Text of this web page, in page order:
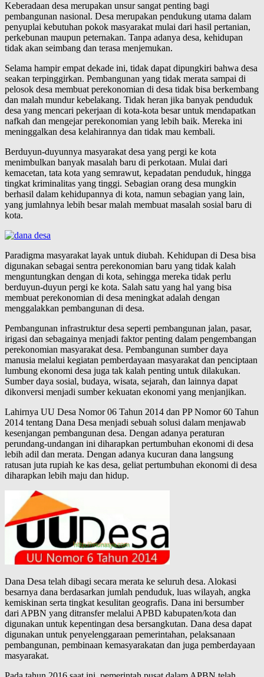
Keberadaan desa merupakan unsur sangat penting bagi
pembangunan nasional. Desa merupakan pendukung utama dalam
penyuplai kebutuhan pokok masyarakat mulai dari hasil pertanian,
perkebunan maupun peternakan. Tanpa adanya desa, kehidupan
tidak akan seimbang dan terasa menjemukan.
Selama hampir empat dekade ini, tidak dapat dipungkiri bahwa desa
seakan terpinggirkan. Pembangunan yang tidak merata sampai di
pelosok desa membuat perekonomian di desa tidak bisa berkembang
dan malah mundur kebelakang. Tidak heran jika banyak penduduk
desa yang mencari pekerjaan di kota-kota besar untuk mendapatkan
nafkah dan mengejar perekonomian yang lebih baik. Mereka ini
meninggalkan desa kelahirannya dan tidak mau kembali.
Berduyun-duyunnya masyarakat desa yang pergi ke kota
menimbulkan banyak masalah baru di perkotaan. Mulai dari
kemacetan, tata kota yang semrawut, kepadatan penduduk, hingga
tingkat kriminalitas yang tinggi. Sebagian orang desa mungkin
berhasil dalam kehidupannya di kota, namun sebagian yang lain,
yang jumlahnya lebih besar malah membuat masalah sosial baru di
kota.
Paradigma masyarakat layak untuk diubah. Kehidupan di Desa bisa
digunakan sebagai sentra perekonomian baru yang tidak kalah
menguntungkan dengan di kota, sehingga mereka tidak perlu
berduyun-duyun pergi ke kota. Salah satu yang hal yang bisa
membuat perekonomian di desa meningkat adalah dengan
menggalakkan pembangunan di desa.
Pembangunan infrastruktur desa seperti pembangunan jalan, pasar,
irigasi dan sebagainya menjadi faktor penting dalam pengembangan
perekonomian masyarakat desa. Pembangunan sumber daya
manusia melalui kegiatan pemberdayaan masyarakat dan penciptaan
lumbung ekonomi desa juga tak kalah penting untuk dilakukan.
Sumber daya sosial, budaya, wisata, sejarah, dan lainnya dapat
dikonversi menjadi sumber kekuatan ekonomi yang menjanjikan.
Lahirnya UU Desa Nomor 06 Tahun 2014 dan PP Nomor 60 Tahun
2014 tentang Dana Desa menjadi sebuah solusi dalam menjawab
kesenjangan pembangunan desa. Dengan adanya peraturan
perundang-undangan ini diharapkan pertumbuhan ekonomi di desa
lebih adil dan merata. Dengan adanya kucuran dana langsung
ratusan juta rupiah ke kas desa, geliat pertumbuhan ekonomi di desa
diharapkan lebih maju dan hidup.
Dana Desa telah dibagi secara merata ke seluruh desa. Alokasi
besarnya dana berdasarkan jumlah penduduk, luas wilayah, angka
kemiskinan serta tingkat kesulitan geografis. Dana ini bersumber
dari APBN yang ditransfer melalui APBD kabupaten/kota dan
digunakan untuk kepentingan desa bersangkutan. Dana desa dapat
digunakan untuk penyelenggaraan pemerintahan, pelaksanaan
pembangunan, pembinaan kemasyarakatan dan juga pemberdayaan
masyarakat.